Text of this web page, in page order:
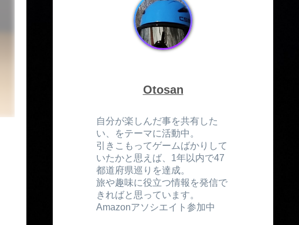
Otosan
自分が楽しんだ事を共有した
い、をテーマに活動中。
引きこもってゲームばかりして
いたかと思えば、1年以内で47
都道府県巡りを達成。
旅や趣味に役立つ情報を発信で
きればと思っています。
Amazonアソシエイト参加中